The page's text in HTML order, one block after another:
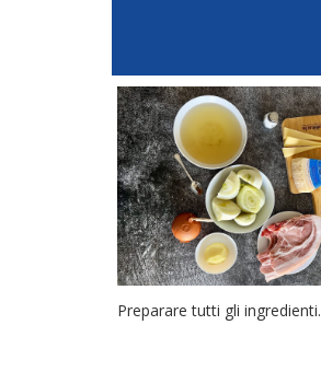
Preparare tutti gli ingredienti.